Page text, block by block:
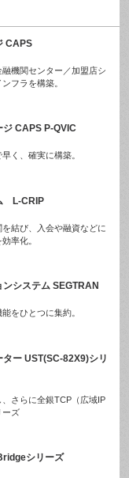
CAPS
機関センター／加盟店シ
フラを構築。
ジ CAPS P-QVIC
く、確実に構築。
L-CRIP
結び、入会や融資などに
率化。
システム SEGTRAN
をひとつに集約。
ー UST(SC-82X9)シリ
さらに全銀TCP（広域IP
ーズ
シリーズ